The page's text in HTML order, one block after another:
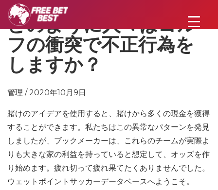
どのように人々はゴル
フの衝突で不正行為を
しますか？
管理 / 2020年10月9日
賭けのアイデアを使用すると、賭けから多くの現金を獲得
することができます。私たちはこの異常なパターンを発見
しましたが、ブックメーカーは、これらのチームが実際よ
りも大きな家の利益を持っていると想定して、オッズを作
り始めます。疲れ切って疲れ果てたくありませんでした。
ウェットポイントサッカーデータベースへようこそ。